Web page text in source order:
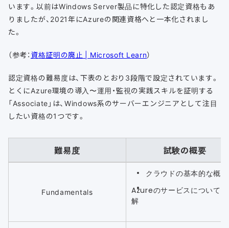
います。以前はWindows Server製品に特化した認定資格もあ
りましたが、2021年にAzureの関連資格へと一本化されまし
た。
（参考： 資格証明の廃止 | Microsoft Learn）
認定資格の難易度は、下表のとおり3段階で設定されています。
とくにAzure環境の導入〜運用・監視の実践スキルを証明する
「Associate」は、Windows系のサーバーエンジニアとして注目
したい資格の1つです。
難易度 試験の概要
Fundamentals
クラウドの基本的な概念
Azureのサービスについて
解